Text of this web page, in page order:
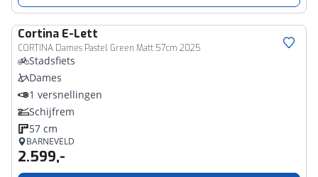
Cortina E-Lett
CORTINA Dames Pastel Green Matt 57cm 2025
Stadsfiets
Dames
1 versnellingen
Schijfrem
57 cm
BARNEVELD
2.599,-